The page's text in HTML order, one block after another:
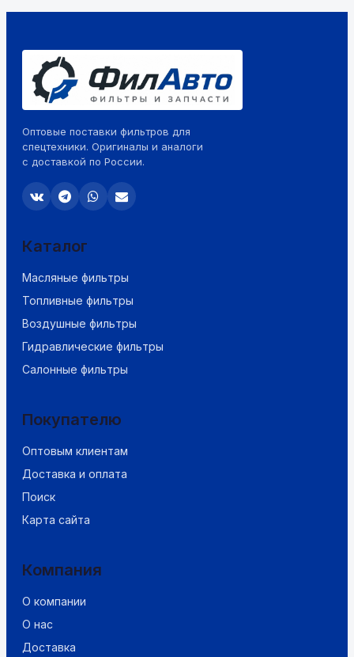
Оптовые поставки фильтров для
спецтехники. Оригиналы и аналоги
с доставкой по России.
Каталог
Масляные фильтры
Топливные фильтры
Воздушные фильтры
Гидравлические фильтры
Салонные фильтры
Покупателю
Оптовым клиентам
Доставка и оплата
Поиск
Карта сайта
Компания
О компании
О нас
Доставка